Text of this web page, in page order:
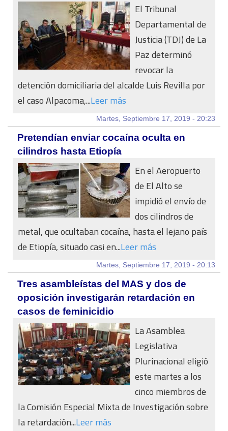
El Tribunal
Departamental de
Justicia (TDJ) de La
Paz determinó
revocar la
detención domiciliaria del alcalde Luis Revilla por
el caso Alpacoma,...Leer más
Martes, Septiembre 17, 2019 - 20:23
Pretendían enviar cocaína oculta en
cilindros hasta Etiopía
En el Aeropuerto
de El Alto se
impidió el envío de
dos cilindros de
metal, que ocultaban cocaína, hasta el lejano país
de Etiopía, situado casi en...Leer más
Martes, Septiembre 17, 2019 - 20:13
Tres asambleístas del MAS y dos de
oposición investigarán retardación en
casos de feminicidio
La Asamblea
Legislativa
Plurinacional eligió
este martes a los
cinco miembros de
la Comisión Especial Mixta de Investigación sobre
la retardación...Leer más